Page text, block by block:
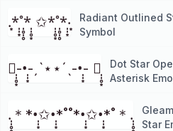
.͙*̩̩͙˚̩̥̩̥*̩̩̥͙ ✩*̩̩̥͙˚̩̥̩̥*̩̩͙‧͙
Radiant Outlined
Symbol
✱̩̩̥͙-•̩̩͙-ˏˋ⋆⋆ˊˎ-•̩̩͙- ✱̩̩̥͙
Dot Star
Asterisk
.̩̩̥͙＊*•̩̩͙✩•̩̩͙*˚˚*•̩̩͙✩•̩̩͙*˚＊.̩̩̥͙
Star